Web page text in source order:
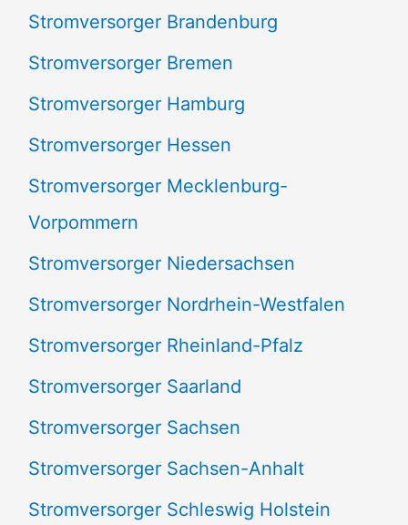
Stromversorger Brandenburg
Stromversorger Bremen
Stromversorger Hamburg
Stromversorger Hessen
Stromversorger Mecklenburg-
Vorpommern
Stromversorger Niedersachsen
Stromversorger Nordrhein-Westfalen
Stromversorger Rheinland-Pfalz
Stromversorger Saarland
Stromversorger Sachsen
Stromversorger Sachsen-Anhalt
Stromversorger Schleswig Holstein